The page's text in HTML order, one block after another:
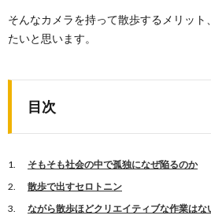
そんなカメラを持って散歩するメリット
たいと思います。
目次
そもそも社会の中で孤独になぜ陥るのか
散歩で出すセロトニン
ながら散歩ほどクリエイティブな作業はな